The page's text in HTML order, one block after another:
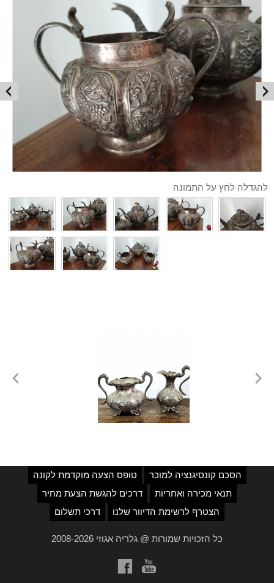
להגדלה לחץ על התמונה
הסכם קונסיגנציה למוכר
טופס הצעה מוקדמת לקונה
תנאי מכירה ואחריות
דרכים להגשת הצעת מחיר
הצטרף לרשימת הדיוור שלנו
דרכי תשלום
כל הזכויות שמורות @ גלריה אגוזי 2008-2026
a b